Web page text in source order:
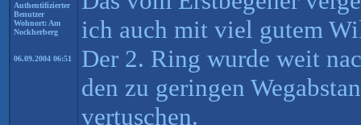
Authentifizierter
Benutzer
Wohnort: Am
Nockherberg
06.09.2004 06:51
ich auch mit viel gutem
Der 2. Ring wurde weit
den zu geringen
vertuschen.